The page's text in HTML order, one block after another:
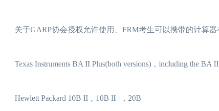
关于GARP协会授权允许使用、FRM考生可以携带的计算
Texas Instruments BA II Plus(both versions)，including the BA
Hewlett Packard 10B II，10B II+，20B